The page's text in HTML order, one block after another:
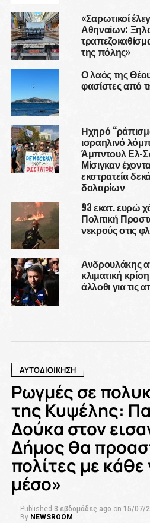
«Σαρωτικοί
Αθηναίων:
της πόλης»
Ο λαός της
φασίστες από
Ηχηρό
ισραηλινό
Άμπντουλ Ελ-
Μίσιγκαν
εκστρατεία
δολαρίων
93 εκατ. ευρώ
Πολιτική
νεκρούς στις
Ανδρουλάκης
κλιματική
άλλοθι για τις
ΑΥΤΟΔΙΟΙΚΗΣΗ
Ρωγμές σε
της Κυψέλης:
Δούκα στον
Δήμος θα
πολίτες με κάθε
μέσο»
Published 3 εβδομάδες ago on 15/07/
By NEWSROOM